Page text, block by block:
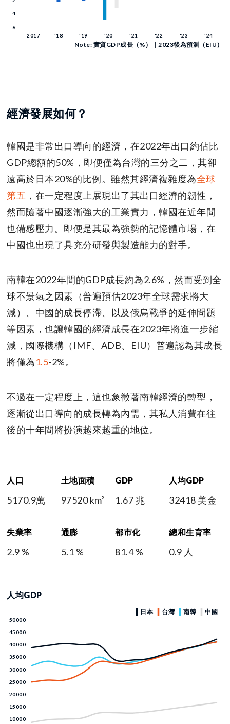
Note: 實質GDP成長（%）｜2023後為預測（EIU）
經濟發展如何？
韓國是非常出口導向的經濟，在2022年出口約佔比
GDP總額的50%，即便僅為台灣的三分之二，其卻
遠高於日本20%的比例。雖然其經濟複雜度為全球
第五 ，在一定程度上展現出了其出口經濟的韌性，
然而隨著中國逐漸強大的工業實力，韓國在近年間
也備感壓力。即便是其最為強勢的記憶體市場，在
中國也出現了具充分研發與製造能力的對手。
南韓在2022年間的GDP成長約為2.6%，然而受到全
球不景氣之因素（普遍預估2023年全球需求將大
減）、中國的成長停滯、以及俄烏戰爭的延伸問題
等因素，也讓韓國的經濟成長在2023年將進一步縮
減，國際機構（IMF、ADB、EIU）普遍認為其成長
將僅為1.5-2%。
不過在一定程度上，這也象徵著南韓經濟的轉型，
逐漸從出口導向的成長轉為內需，其私人消費在往
後的十年間將扮演越來越重的地位。
人口
5170.9萬
土地面積
97520 km²
GDP
1.67 兆
人均GDP
32418 美金
失業率
2.9 %
通膨
5.1 %
都市化
81.4 %
總和生育率
0.9 人
人均GDP